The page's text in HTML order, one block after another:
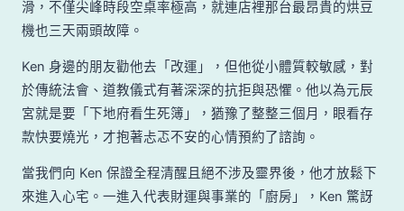
滑，不僅尖峰時段空桌率極高，就連店裡那台最昂貴的烘豆
機也三天兩頭故障。
Ken 身邊的朋友勸他去「改運」，但他從小體質較敏感，對
於傳統法會、道教儀式有著深深的抗拒與恐懼。他以為元辰
宮就是要「下地府看生死簿」，猶豫了整整三個月，眼看存
款快要燒光，才抱著忐忑不安的心情預約了諮詢。
當我們向 Ken 保證全程清醒且絕不涉及靈界後，他才放鬆下
來進入心宅。一進入代表財運與事業的「廚房」，Ken 驚訝